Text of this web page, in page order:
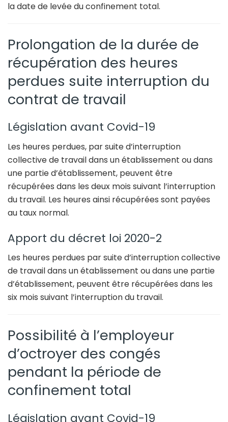
la date de levée du confinement total.
Prolongation de la durée de
récupération des heures
perdues suite interruption du
contrat de travail
Législation avant Covid-19
Les heures perdues, par suite d’interruption
collective de travail dans un établissement ou dans
une partie d’établissement, peuvent être
récupérées dans les deux mois suivant l’interruption
du travail. Les heures ainsi récupérées sont payées
au taux normal.
Apport du décret loi 2020-2
Les heures perdues par suite d’interruption collective
de travail dans un établissement ou dans une partie
d’établissement, peuvent être récupérées dans les
six mois suivant l’interruption du travail.
Possibilité à l’employeur
d’octroyer des congés
pendant la période de
confinement total
Législation avant Covid-19